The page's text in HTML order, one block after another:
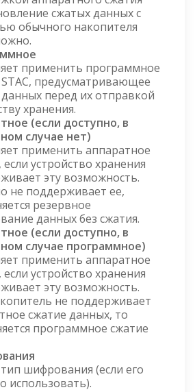
сжатых данных с
обычного накопителя
применить программное
предусматривающее
перед их отправкой
хранения.
(если доступно, в
случае нет)
применить аппаратное
если устройство хранения
эту возможность.
не поддерживает ее,
резервное
данных без сжатия.
(если доступно, в
случае программное)
применить аппаратное
если устройство хранения
эту возможность.
не поддерживает
сжатие данных, то
программное сжатие
шифрования (если его
использовать).